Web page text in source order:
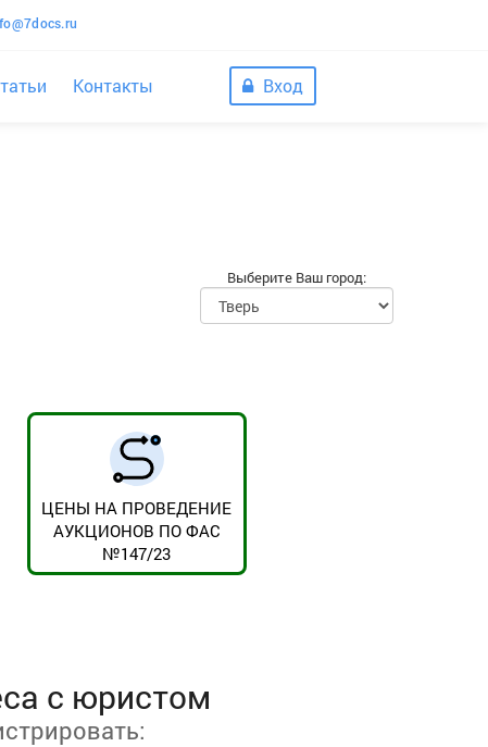
Контакты Вход
Выберите Ваш город:
ЦЕНЫ НА ПРОВЕДЕНИЕ
АУКЦИОНОВ ПО ФАС
№147/23
с юристом